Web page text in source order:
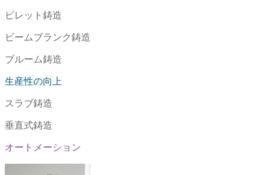
ビレット鋳造
ビームブランク鋳造
ブルーム鋳造
生産性の向上
スラブ鋳造
垂直式鋳造
オートメーション